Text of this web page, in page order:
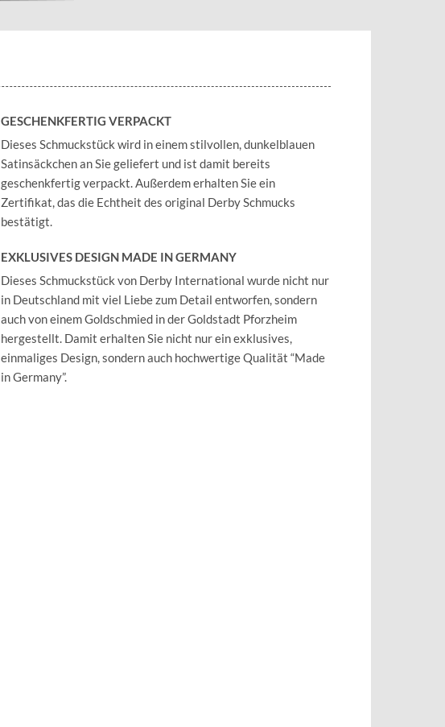
GESCHENKFERTIG VERPACKT
Dieses Schmuckstück wird in einem stilvollen, dunkelblauen
Satinsäckchen an Sie geliefert und ist damit bereits
geschenkfertig verpackt. Außerdem erhalten Sie ein
Zertifikat, das die Echtheit des original Derby Schmucks
bestätigt.
EXKLUSIVES DESIGN MADE IN GERMANY
Dieses Schmuckstück von Derby International wurde nicht nur
in Deutschland mit viel Liebe zum Detail entworfen, sondern
auch von einem Goldschmied in der Goldstadt Pforzheim
hergestellt. Damit erhalten Sie nicht nur ein exklusives,
einmaliges Design, sondern auch hochwertige Qualität “Made
in Germany”.